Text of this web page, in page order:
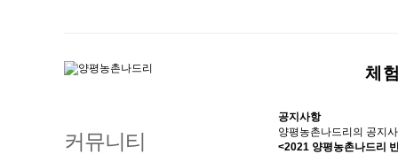
체
커뮤니티
공지사항
양평농촌나드리의 공지
<2021 양평농촌나드리